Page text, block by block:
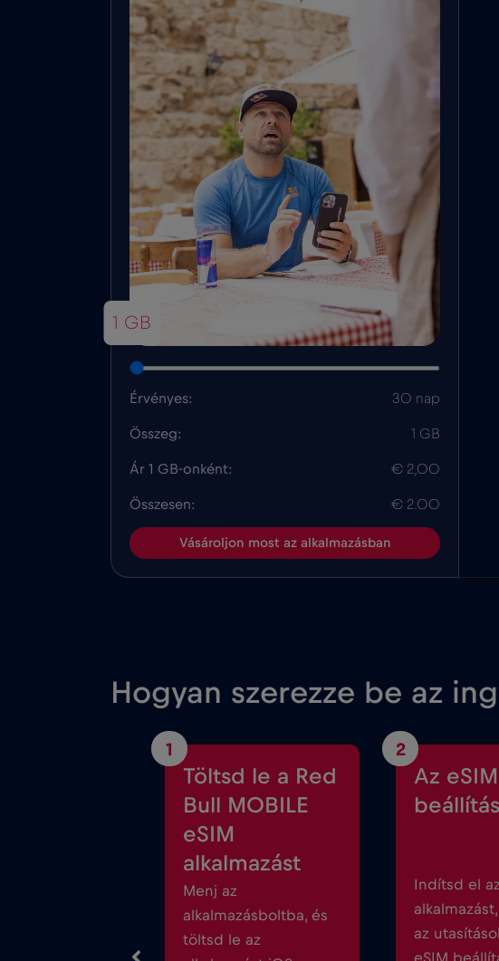
1 GB
Érvényes: 30 nap
Összeg: 1 GB
Ár 1 GB-onként: € 2,00
Összesen: € 2.00
Vásároljon most az alkalmazásban
Hogyan szerezze be az
1
Töltsd le a Red
Bull MOBILE
eSIM
alkalmazást
Menj az
alkalmazásboltba, és
töltsd le az
2
Az eSIM
Indítsd el az
az
eSIM